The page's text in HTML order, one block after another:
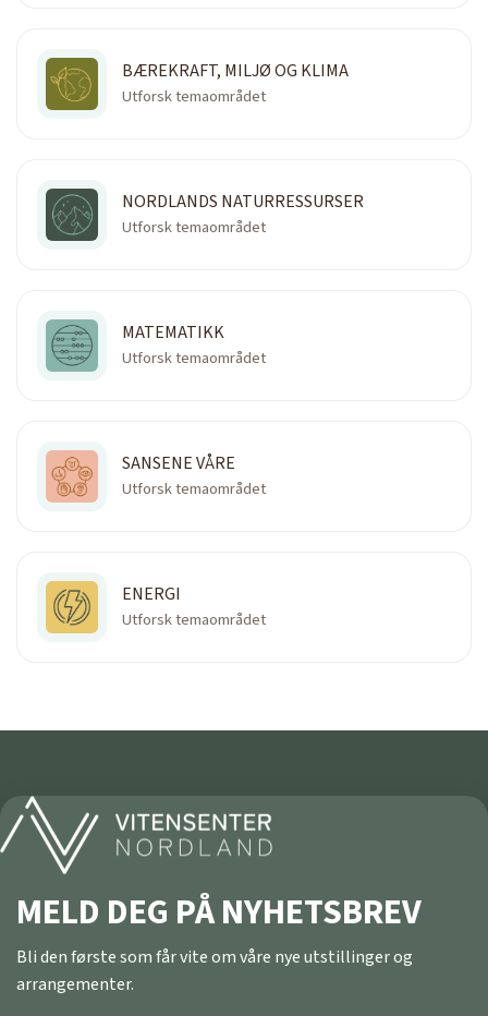
BÆREKRAFT, MILJØ OG KLIMA
Utforsk temaområdet
NORDLANDS NATURRESSURSER
Utforsk temaområdet
MATEMATIKK
Utforsk temaområdet
SANSENE VÅRE
Utforsk temaområdet
ENERGI
Utforsk temaområdet
MELD DEG PÅ NYHETSBREV
Bli den første som får vite om våre nye utstillinger og
arrangementer.